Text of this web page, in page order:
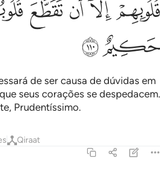
ﲛﲜﲝ ﲞ
ﲣﲤ
de ser causa de dúvidas em
seus corações se despedacem.
Prudentíssimo.
Qiraat